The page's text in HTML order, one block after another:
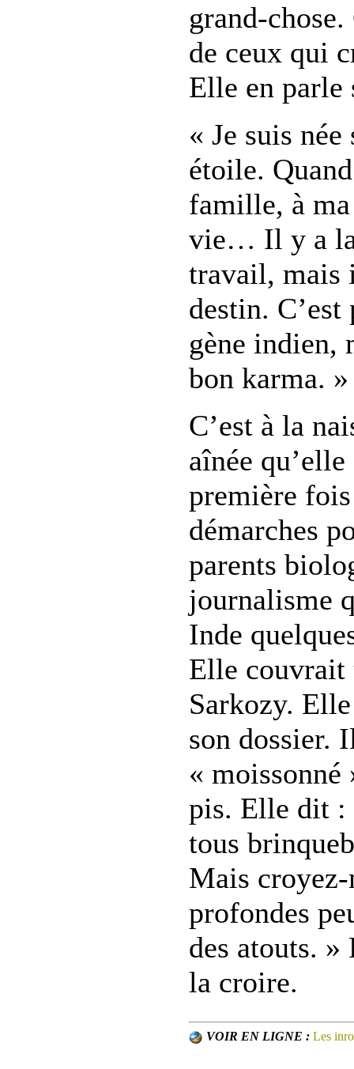
grand-
de ceux qui
Elle en parle
« Je suis née
étoile.
famille, à
vie… Il y a
travail, mais
destin.
gène indien,
bon karma. »
C’est à la
aînée
première
démarches
parents
journalisme
Inde
Elle couvrait
Sarkozy.
son dossier.
«
pis. Elle dit :
tous
Mais
profondes
des atouts.
la croire.
VOIR EN LIGNE : Les